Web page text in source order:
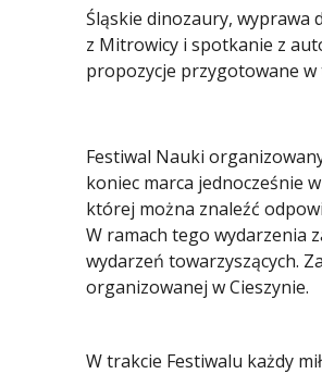
Śląskie dinozaury, wyprawa
z Mitrowicy i spotkanie z
propozycje przygotowane w
Festiwal Nauki
koniec marca jednocześnie
której można znaleźć
W ramach tego wydarzenia
wydarzeń towarzyszących.
organizowanej w Cieszynie.
W trakcie Festiwalu każdy